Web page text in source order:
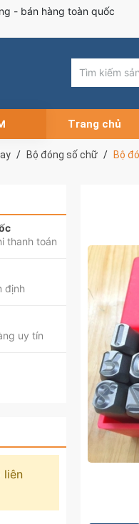
- bán hàng toàn quốc
Trang chủ
Bộ đóng số chữ Bộ
thanh toán
định
uy tín
liên